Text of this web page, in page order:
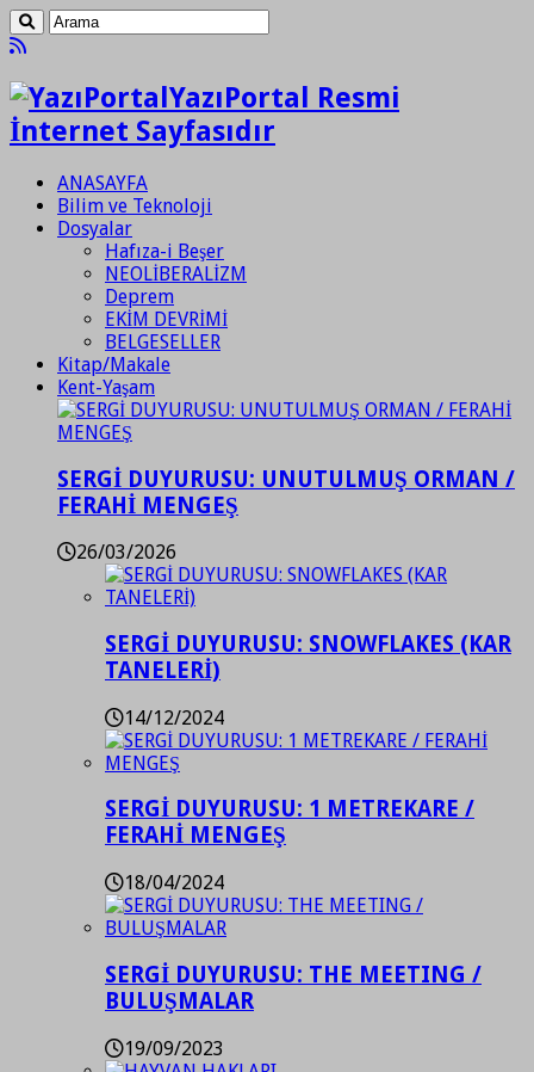
YazıPortal Resmi
İnternet Sayfasıdır
ANASAYFA
Bilim ve Teknoloji
Dosyalar
Hafıza-i Beşer
NEOLİBERALİZM
Deprem
EKİM DEVRİMİ
BELGESELLER
Kitap/Makale
Kent-Yaşam
SERGİ DUYURUSU: UNUTULMUŞ ORMAN /
FERAHİ MENGEŞ
26/03/2026
SERGİ DUYURUSU: SNOWFLAKES (KAR
TANELERİ)
14/12/2024
SERGİ DUYURUSU: 1 METREKARE /
FERAHİ MENGEŞ
18/04/2024
SERGİ DUYURUSU: THE MEETING /
BULUŞMALAR
19/09/2023